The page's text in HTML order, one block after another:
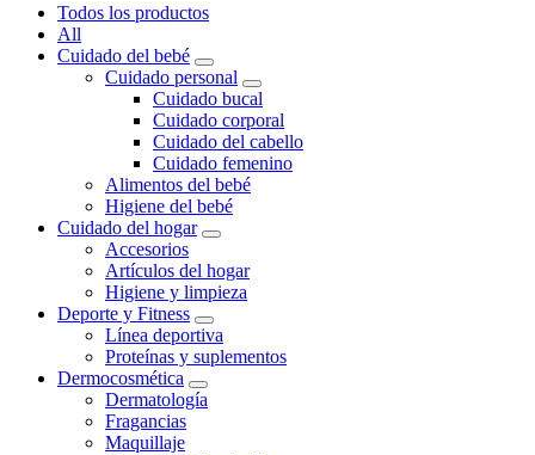
Todos los productos
All
Cuidado del bebé
Cuidado personal
Cuidado bucal
Cuidado corporal
Cuidado del cabello
Cuidado femenino
Alimentos del bebé
Higiene del bebé
Cuidado del hogar
Accesorios
Artículos del hogar
Higiene y limpieza
Deporte y Fitness
Línea deportiva
Proteínas y suplementos
Dermocosmética
Dermatología
Fragancias
Maquillaje